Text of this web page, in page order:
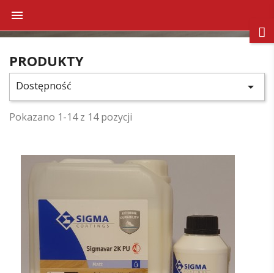

PRODUKTY
Dostępność 
Pokazano 1-14 z 14 pozycji